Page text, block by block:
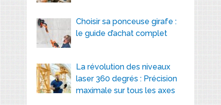
Choisir sa ponceuse girafe :
le guide d’achat complet
La révolution des niveaux
laser 360 degrés : Précision
maximale sur tous les axes